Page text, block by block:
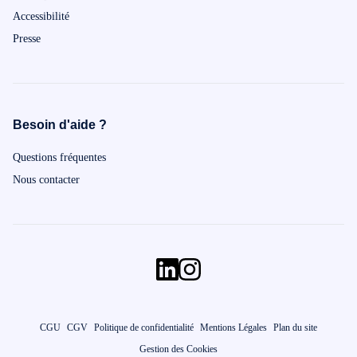
Accessibilité
Presse
Besoin d'aide ?
Questions fréquentes
Nous contacter
CGU CGV Politique de confidentialité Mentions Légales Plan du site
Gestion des Cookies